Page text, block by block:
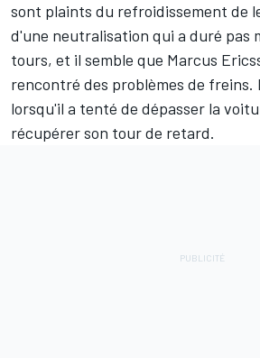
sont plaints du refroidissement de
d'une neutralisation qui a duré pas
tours, et il semble que Marcus
rencontré des problèmes de freins.
lorsqu'il a tenté de dépasser la
récupérer son tour de retard.